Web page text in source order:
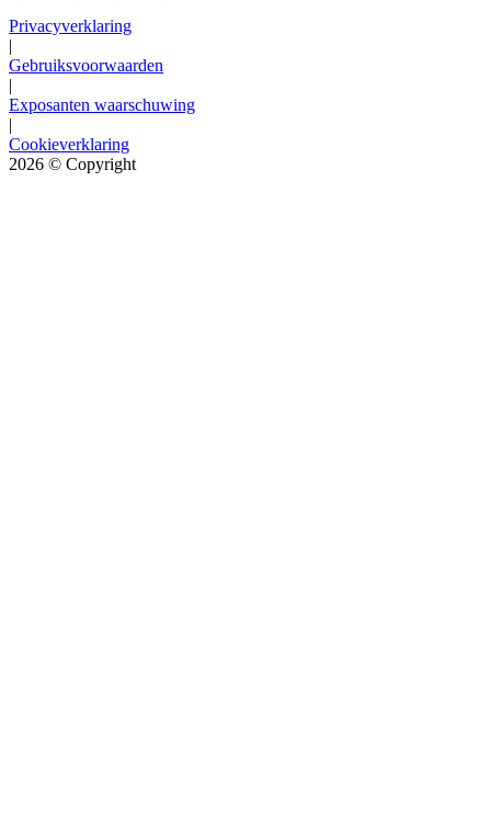
Privacyverklaring
|
Gebruiksvoorwaarden
|
Exposanten waarschuwing
|
Cookieverklaring
2026 © Copyright